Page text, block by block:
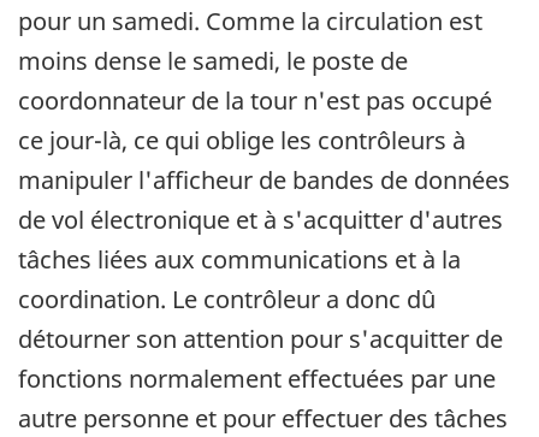
pour un samedi. Comme la circulation est
moins dense le samedi, le poste de
coordonnateur de la tour n'est pas occupé
ce jour-là, ce qui oblige les contrôleurs à
manipuler l'afficheur de bandes de données
de vol électronique et à s'acquitter d'autres
tâches liées aux communications et à la
coordination. Le contrôleur a donc dû
détourner son attention pour s'acquitter de
fonctions normalement effectuées par une
autre personne et pour effectuer des tâches